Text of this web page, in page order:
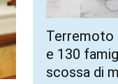
Terremoto
e 130
scossa di